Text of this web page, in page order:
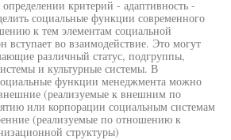
критерий - адаптивность -
социальные функции современного
к тем элементам социальной
вступает во взаимодействие. Это могут
различный статус, подгруппы,
и культурные системы. В
функции менеджмента можно
(реализуемые к внешним по
или корпорации социальным системам
(реализуемые по отношению к
структуры)